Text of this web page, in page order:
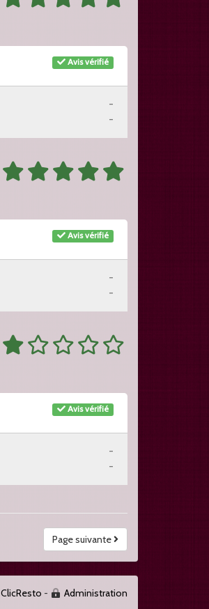
Avis vérifié
-
-
Avis vérifié
-
-
Avis vérifié
-
-
Page suivante
ClicResto - Administration